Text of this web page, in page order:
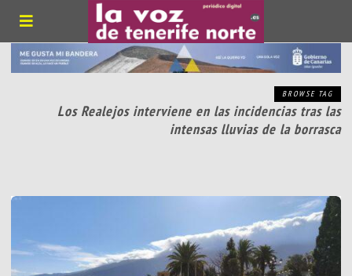
BROWSE TAG
Los Realejos interviene en las incidencias tras las
intensas lluvias de la borrasca